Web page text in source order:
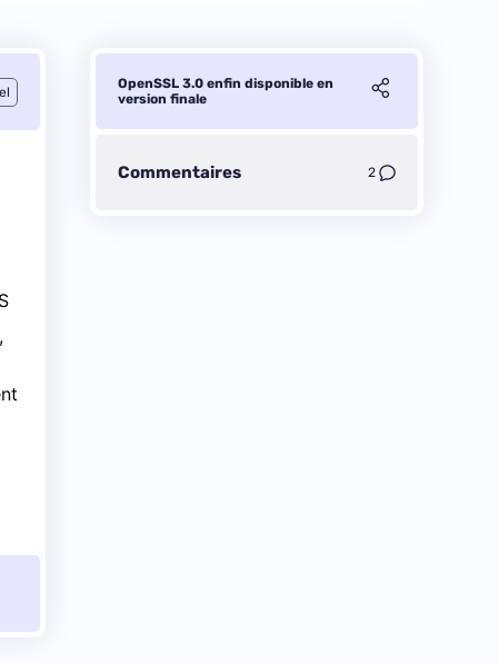
OpenSSL 3.0 enfin disponible en
version finale
Commentaires 2